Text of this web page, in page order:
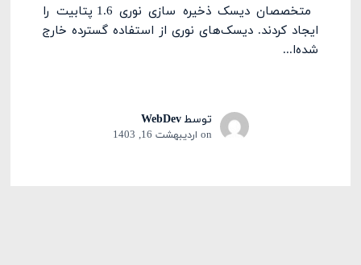
متخصصان دیسک ذخیره سازی نوری 1.6 پتابیت را
ایجاد کردند. دیسک‌های نوری از استفاده گسترده خارج
شده‌ا...
توسطWebDev
on اردیبهشت 16, 1403